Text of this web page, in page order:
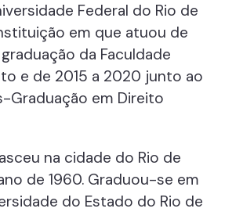
Federal do Rio de
em que atuou de
da Faculdade
e de 2015 a 2020 junto ao
Graduação em Direito
na cidade do Rio de
de 1960. Graduou-se em
do Estado do Rio de